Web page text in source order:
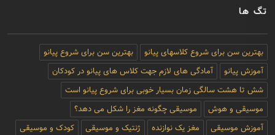
تگ ها
بهترین سن برای شروع کلاسهای پیانو
بهترین سن برای شروع پیانو
آموزش پیانو
آمادگی های لازم جهت کلاس های پیانو در کودکان
شش تا هشت سالگی زمان بسیار خوبی برای شروع پیانو است
موسیقی و هوش
موسیقی چگونه مغز را شکل می دهد؟
آموزش موسیقی
مغز یک نوازنده ژنتیک و موسیقی
کودک و موسیقی